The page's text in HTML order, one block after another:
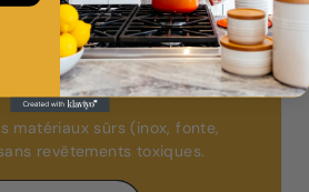
préparer une
saine
matériaux sûrs (inox, fonte,
revêtements toxiques.